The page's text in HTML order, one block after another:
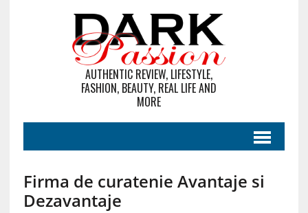
AUTHENTIC REVIEW, LIFESTYLE,
FASHION, BEAUTY, REAL LIFE AND
MORE
Firma de curatenie Avantaje si
Dezavantaje